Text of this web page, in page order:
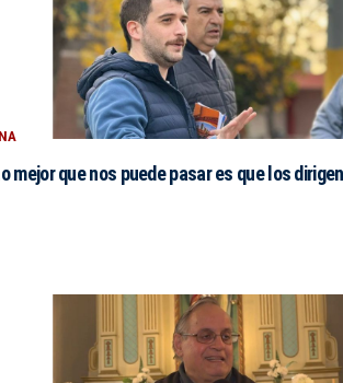
mejor que nos puede pasar es que los